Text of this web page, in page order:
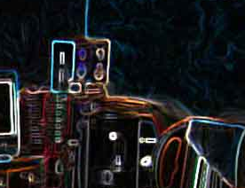
Noix de cajou caramélisées
au sésame